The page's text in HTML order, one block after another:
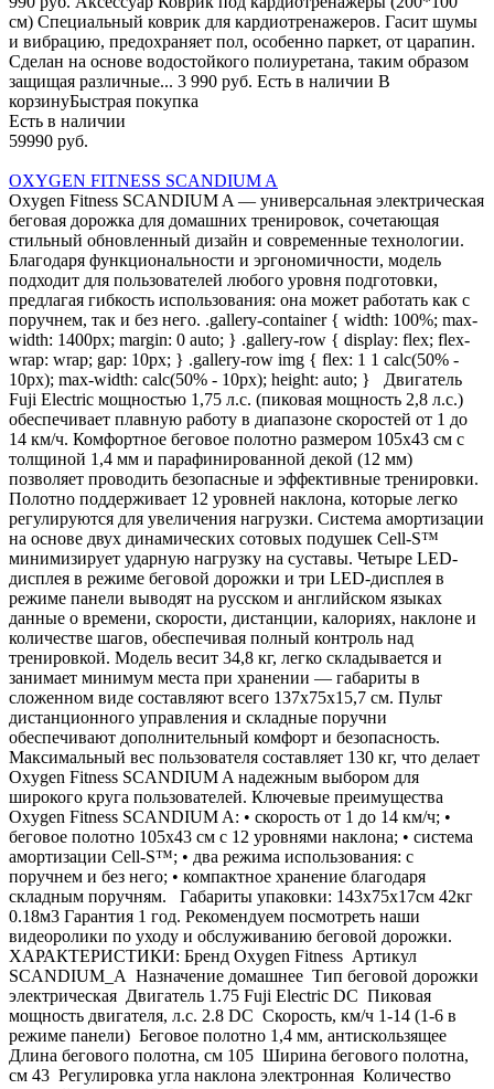
см) Специальный коврик для кардиотренажеров. Гасит шумы
и вибрацию, предохраняет пол, особенно паркет, от царапин.
Сделан на основе водостойкого полиуретана, таким образом
защищая различные... 3 990 руб. Есть в наличии В
корзинуБыстрая покупка
Есть в наличии
59990 руб.
OXYGEN FITNESS SCANDIUM A
Oxygen Fitness SCANDIUM A — универсальная электрическая
беговая дорожка для домашних тренировок, сочетающая
стильный обновленный дизайн и современные технологии.
Благодаря функциональности и эргономичности, модель
подходит для пользователей любого уровня подготовки,
предлагая гибкость использования: она может работать как с
поручнем, так и без него. .gallery-container { width: 100%; max-
width: 1400px; margin: 0 auto; } .gallery-row { display: flex; flex-
wrap: wrap; gap: 10px; } .gallery-row img { flex: 1 1 calc(50% -
10px); max-width: calc(50% - 10px); height: auto; } Двигатель
Fuji Electric мощностью 1,75 л.с. (пиковая мощность 2,8 л.с.)
обеспечивает плавную работу в диапазоне скоростей от 1 до
14 км/ч. Комфортное беговое полотно размером 105х43 см с
толщиной 1,4 мм и парафинированной декой (12 мм)
позволяет проводить безопасные и эффективные тренировки.
Полотно поддерживает 12 уровней наклона, которые легко
регулируются для увеличения нагрузки. Система амортизации
на основе двух динамических сотовых подушек Cell-S™
минимизирует ударную нагрузку на суставы. Четыре LED-
дисплея в режиме беговой дорожки и три LED-дисплея в
режиме панели выводят на русском и английском языках
данные о времени, скорости, дистанции, калориях, наклоне и
количестве шагов, обеспечивая полный контроль над
тренировкой. Модель весит 34,8 кг, легко складывается и
занимает минимум места при хранении — габариты в
сложенном виде составляют всего 137х75х15,7 см. Пульт
дистанционного управления и складные поручни
обеспечивают дополнительный комфорт и безопасность.
Максимальный вес пользователя составляет 130 кг, что делает
Oxygen Fitness SCANDIUM A надежным выбором для
широкого круга пользователей. Ключевые преимущества
Oxygen Fitness SCANDIUM A: • скорость от 1 до 14 км/ч; •
беговое полотно 105х43 см с 12 уровнями наклона; • система
амортизации Cell-S™; • два режима использования: с
поручнем и без него; • компактное хранение благодаря
складным поручням. Габариты упаковки: 143х75х17см 42кг
0.18м3 Гарантия 1 год. Рекомендуем посмотреть наши
видеоролики по уходу и обслуживанию беговой дорожки.
ХАРАКТЕРИСТИКИ: Бренд Oxygen Fitness Артикул
SCANDIUM_A Назначение домашнее Тип беговой дорожки
электрическая Двигатель 1.75 Fuji Electric DC Пиковая
мощность двигателя, л.с. 2.8 DC Скорость, км/ч 1-14 (1-6 в
режиме панели) Беговое полотно 1,4 мм, антискользящее
Длина бегового полотна, см 105 Ширина бегового полотна,
см 43 Регулировка угла наклона электронная Количество